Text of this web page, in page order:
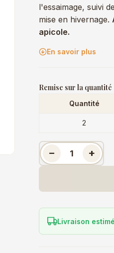
l'essaimage, suivi
mise en hivernage.
apicole.
En savoir plus
Remise sur la quantité
Quantité
2
− +
Livraison